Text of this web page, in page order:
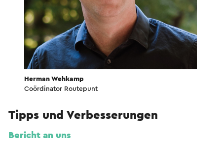
Herman Wehkamp
Coördinator Routepunt
Tipps und Verbesserungen
Bericht an uns